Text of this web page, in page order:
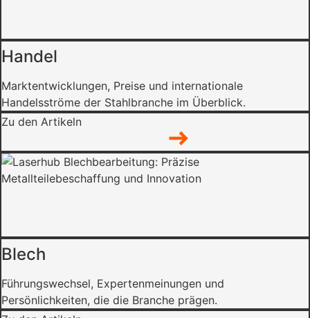
Handel
Marktentwicklungen, Preise und internationale
Handelsströme der Stahlbranche im Überblick.
Zu den Artikeln
Blech
Führungswechsel, Expertenmeinungen und
Persönlichkeiten, die die Branche prägen.